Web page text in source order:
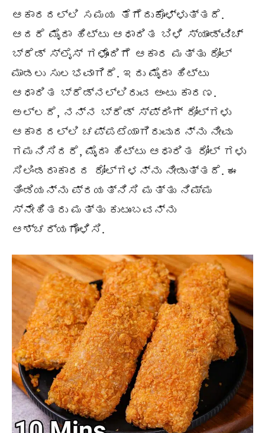
ಆಕಾರದಲ್ಲಿ ಸಮಯ ತೆಗೆದುಕೊಳ್ಳುತ್ತದೆ.
ಆದರೆ ಮೈದಾ ಹಿಟ್ಟು ಆಧಾರಿತ ಬಿಳಿ ಸ್ಯಾಂಡ್‌ವಿಚ್
ಬ್ರೆಡ್ ಸ್ಲೈಸ್ ಗಳೊಂದಿಗೆ ಆಕಾರ ಮತ್ತು ರೋಲ್
ಮಾಡಲು ಸುಲಭವಾಗಿದೆ. ಇದು ಮೈದಾ ಹಿಟ್ಟು
ಆಧಾರಿತ ಬ್ರೆಡ್‌ನಲ್ಲಿರುವ ಅಂಟು ಕಾರಣ.
ಅಲ್ಲದೆ, ನನ್ನ ಬ್ರೆಡ್ ಸ್ಪ್ರಿಂಗ್ ರೋಲ್‌ಗಳು
ಆಕಾರದಲ್ಲಿ ಚಪ್ಪಟೆಯಾಗಿರುವುದನ್ನು ನೀವು
ಗಮನಿಸಿದರೆ, ಮೈದಾ ಹಿಟ್ಟು ಆಧಾರಿತ ರೋಲ್ ಗಳು
ಸಿಲಿಂಡರಾಕಾರದ ರೋಲ್‌ಗಳನ್ನು ನೀಡುತ್ತದೆ. ಈ
ತಿಂಡಿಯನ್ನು ಪ್ರಯತ್ನಿಸಿ ಮತ್ತು ನಿಮ್ಮ
ಸ್ನೇಹಿತರು ಮತ್ತು ಕುಟುಂಬವನ್ನು
ಆಶ್ಚರ್ಯಗೊಳಿಸಿ.